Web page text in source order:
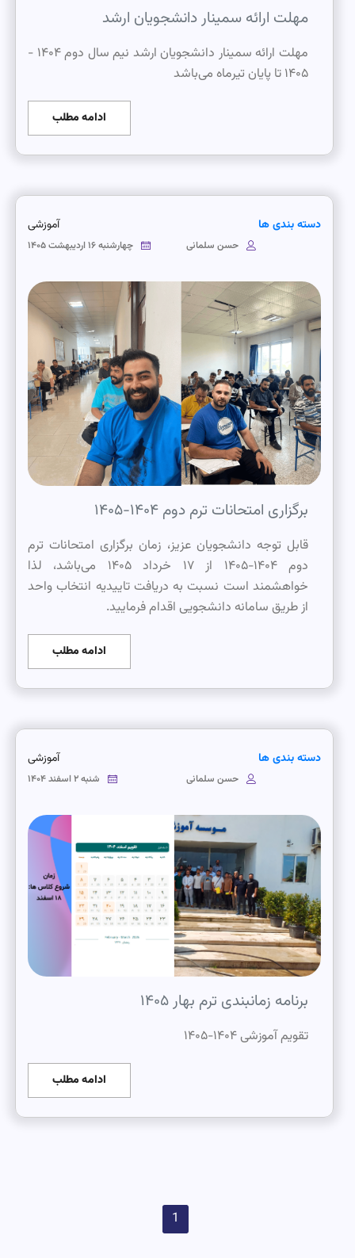
مهلت ارائه سمینار دانشجویان ارشد
مهلت ارائه سمینار دانشجویان ارشد نیم سال دوم ۱۴۰۴ -
۱۴۰۵ تا پایان تیرماه می‌باشد
ادامه مطلب
دسته بندی ها آموزشی
چهارشنبه ۱۶ اردیبهشت ۱۴۰۵ حسن سلمانی
برگزاری امتحانات ترم دوم ۱۴۰۴-۱۴۰۵
قابل توجه دانشجویان عزیز، زمان برگزاری امتحانات ترم
دوم ۱۴۰۴-۱۴۰۵ از ۱۷ خرداد ۱۴۰۵ می‌باشد، لذا
خواهشمند است نسبت به دریافت تاییدیه انتخاب واحد
از طریق سامانه دانشجویی اقدام فرمایید.
ادامه مطلب
دسته بندی ها آموزشی
شنبه ۲ اسفند ۱۴۰۴ حسن سلمانی
برنامه زمانبندی ترم بهار ۱۴۰۵
تقویم آموزشی ۱۴۰۴-۱۴۰۵
ادامه مطلب
1